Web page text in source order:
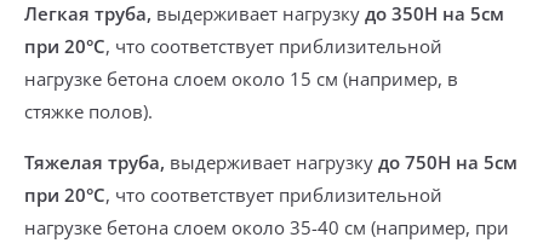
Легкая труба, выдерживает нагрузку до 350Н на 5см
при 20°С, что соответствует приблизительной
нагрузке бетона слоем около 15 см (например, в
стяжке полов).
Тяжелая труба, выдерживает нагрузку до 750Н на 5см
при 20°С, что соответствует приблизительной
нагрузке бетона слоем около 35-40 см (например, при